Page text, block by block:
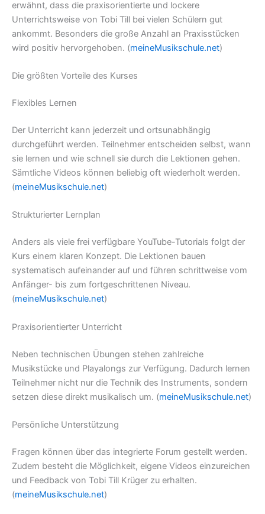
erwähnt, dass die praxisorientierte und lockere
Unterrichtsweise von Tobi Till bei vielen Schülern gut
ankommt. Besonders die große Anzahl an Praxisstücken
wird positiv hervorgehoben. (meineMusikschule.net)
Die größten Vorteile des Kurses
Flexibles Lernen
Der Unterricht kann jederzeit und ortsunabhängig
durchgeführt werden. Teilnehmer entscheiden selbst, wann
sie lernen und wie schnell sie durch die Lektionen gehen.
Sämtliche Videos können beliebig oft wiederholt werden.
(meineMusikschule.net)
Strukturierter Lernplan
Anders als viele frei verfügbare YouTube-Tutorials folgt der
Kurs einem klaren Konzept. Die Lektionen bauen
systematisch aufeinander auf und führen schrittweise vom
Anfänger- bis zum fortgeschrittenen Niveau.
(meineMusikschule.net)
Praxisorientierter Unterricht
Neben technischen Übungen stehen zahlreiche
Musikstücke und Playalongs zur Verfügung. Dadurch lernen
Teilnehmer nicht nur die Technik des Instruments, sondern
setzen diese direkt musikalisch um. (meineMusikschule.net)
Persönliche Unterstützung
Fragen können über das integrierte Forum gestellt werden.
Zudem besteht die Möglichkeit, eigene Videos einzureichen
und Feedback von Tobi Till Krüger zu erhalten.
(meineMusikschule.net)